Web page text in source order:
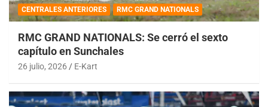
CENTRALES ANTERIORES RMC GRAND NATIONALS
RMC GRAND NATIONALS: Se cerró el sexto
capítulo en Sunchales
26 julio, 2026 E-Kart